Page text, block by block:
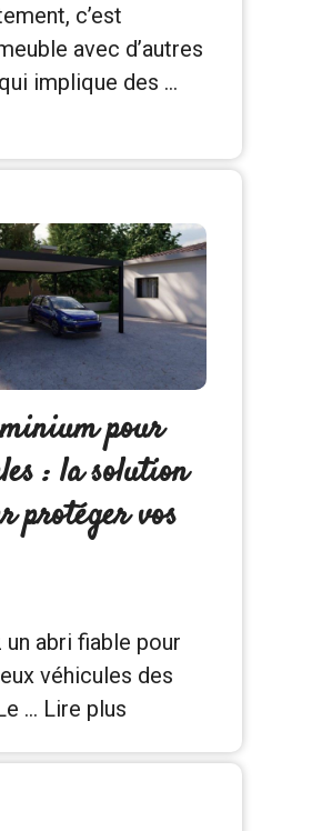
c’est
avec d’autres
implique des …
pour
: la solution
protéger vos
abri fiable pour
véhicules des
… Lire plus